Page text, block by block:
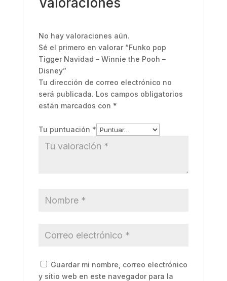
No hay valoraciones aún.
Sé el primero en valorar “Funko pop
Tigger Navidad – Winnie the Pooh –
Disney”
Tu dirección de correo electrónico no
será publicada. Los campos obligatorios
están marcados con *
Tu puntuación *
Guardar mi nombre, correo electrónico
y sitio web en este navegador para la